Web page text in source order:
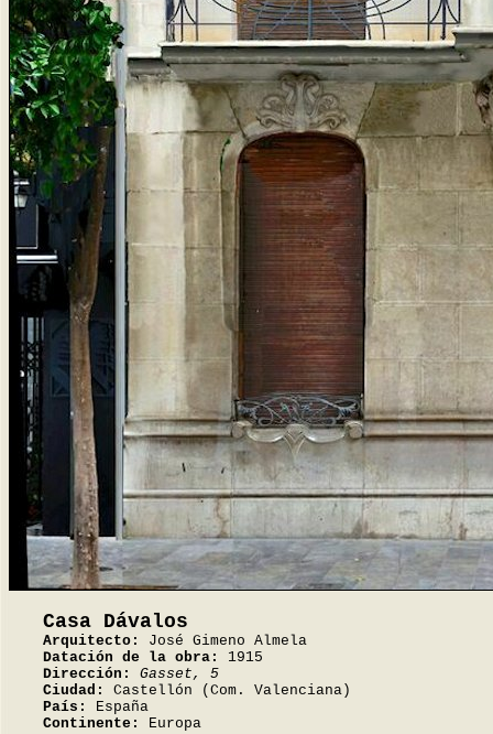
Casa Dávalos
Arquitecto:
José Gimeno Almela
Datación de la obra:
1915
Dirección:
Gasset, 5
Ciudad:
Castellón (Com. Valenciana)
País:
España
Continente:
Europa